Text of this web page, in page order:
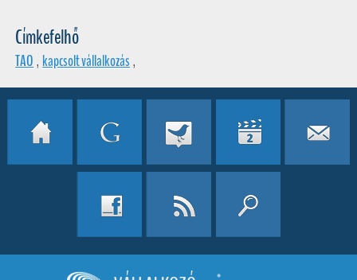
Címkefelhő
TAO, kapcsolt vállalkozás,